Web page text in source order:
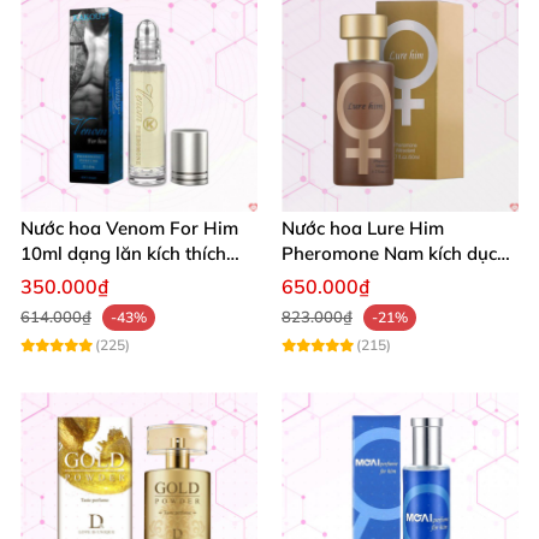
Nước hoa Venom For Him
10ml dạng lăn kích thích
ham muốn tình dục nữ
350.000₫
614.000₫
-43%
(225)
Nước hoa Lure Him
Pheromone Nam kích dục
mạnh, hương không mùi
650.000₫
823.000₫
-21%
(215)